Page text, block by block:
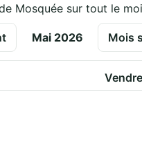
Mosquée sur tout le
Mai 2026 Mois